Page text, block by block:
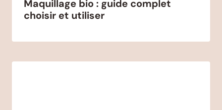
Maquillage bio : guide complet
choisir et utiliser